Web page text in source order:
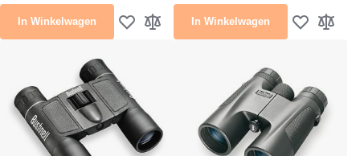
In Winkelwagen Voeg toe aan verlanglijst
Toevoegen om te vergelijken
In Winkelwagen Voeg toe